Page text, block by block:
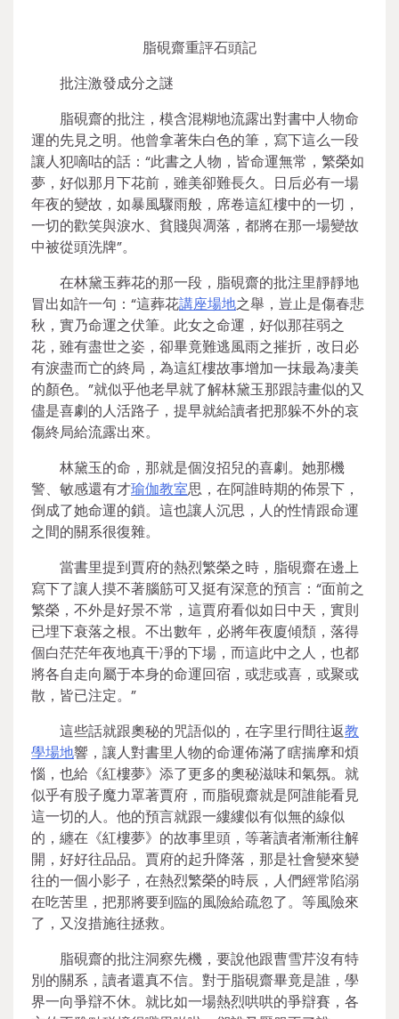
脂硯齋重評石頭記
批注激發成分之謎
脂硯齋的批注，模含混糊地流露出對書中人物命
運的先見之明。他曾拿著朱白色的筆，寫下這么一段
讓人犯嘀咕的話：“此書之人物，皆命運無常，繁榮如
夢，好似那月下花前，雖美卻難長久。日后必有一場
年夜的變故，如暴風驟雨般，席卷這紅樓中的一切，
一切的歡笑與淚水、貧賤與凋落，都將在那一場變故
中被從頭洗牌”。
在林黛玉葬花的那一段，脂硯齋的批注里靜靜地
冒出如許一句：“這葬花講座場地之舉，豈止是傷春悲
秋，實乃命運之伏筆。此女之命運，好似那荏弱之
花，雖有盡世之姿，卻畢竟難逃風雨之摧折，改日必
有淚盡而亡的終局，為這紅樓故事增加一抹最為凄美
的顏色。”就似乎他老早就了解林黛玉那跟詩畫似的又
儘是喜劇的人活路子，提早就給讀者把那躲不外的哀
傷終局給流露出來。
林黛玉的命，那就是個沒招兒的喜劇。她那機
警、敏感還有才瑜伽教室思，在阿誰時期的佈景下，
倒成了她命運的鎖。這也讓人沉思，人的性情跟命運
之間的關系很復雜。
當書里提到賈府的熱烈繁榮之時，脂硯齋在邊上
寫下了讓人摸不著腦筋可又挺有深意的預言：“面前之
繁榮，不外是好景不常，這賈府看似如日中天，實則
已埋下衰落之根。不出數年，必將年夜廈傾頹，落得
個白茫茫年夜地真干凈的下場，而這此中之人，也都
將各自走向屬于本身的命運回宿，或悲或喜，或聚或
散，皆已注定。”
這些話就跟奧秘的咒語似的，在字里行間往返教
學場地響，讓人對書里人物的命運佈滿了瞎揣摩和煩
惱，也給《紅樓夢》添了更多的奧秘滋味和氣氛。就
似乎有股子魔力罩著賈府，而脂硯齋就是阿誰能看見
這一切的人。他的預言就跟一縷縷似有似無的線似
的，纏在《紅樓夢》的故事里頭，等著讀者漸漸往解
開，好好往品品。賈府的起升降落，那是社會變來變
往的一個小影子，在熱烈繁榮的時辰，人們經常陷溺
在吃苦里，把那將要到臨的風險給疏忽了。等風險來
了，又沒措施往拯救。
脂硯齋的批注洞察先機，要說他跟曹雪芹沒有特
別的關系，讀者還真不信。對于脂硯齋畢竟是誰，學
界一向爭辯不休。就比如一場熱烈哄哄的爭辯賽，各